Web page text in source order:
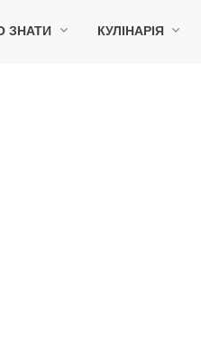
ЗНАТИ КУЛІНАРІЯ